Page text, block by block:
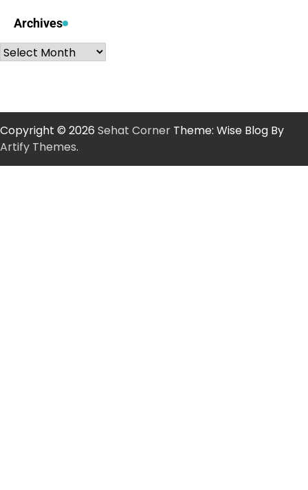
Archives
Archives
Copyright © 2026 Sehat Corner Theme: Wise Blog By
Artify Themes.